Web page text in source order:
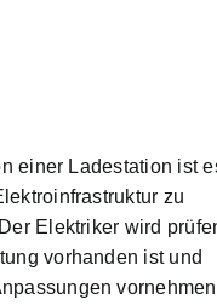
einer Ladestation ist
zu
Elektriker wird
vorhanden ist und